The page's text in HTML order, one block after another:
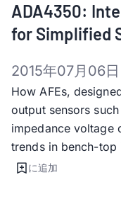
ADA4350:
for Simplified
2015年07月06日
How AFEs,
output sensors
impedance voltage
trends in bench-top
に追加